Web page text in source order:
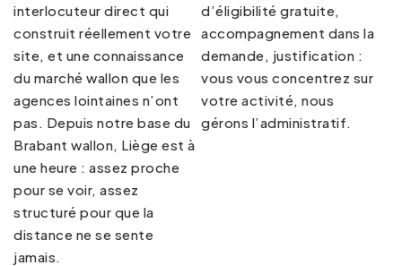
interlocuteur direct qui
construit réellement votre
site, et une connaissance
du marché wallon que les
agences lointaines n’ont
pas. Depuis notre base du
Brabant wallon, Liège est à
une heure : assez proche
pour se voir, assez
structuré pour que la
distance ne se sente
jamais.
d’éligibilité gratuite,
accompagnement dans la
demande, justification :
vous vous concentrez sur
votre activité, nous
gérons l’administratif.